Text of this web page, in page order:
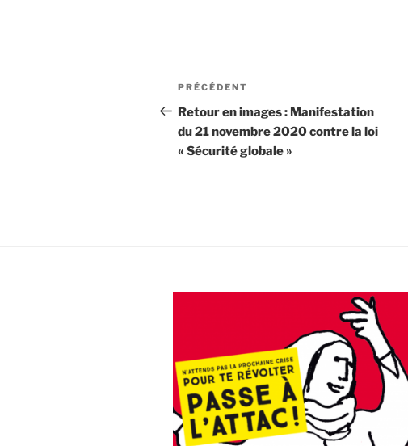
Navigation
de
l’article
Article
précédent
PRÉCÉDENT
Retour en images : Manifestation
du 21 novembre 2020 contre la loi
« Sécurité globale »